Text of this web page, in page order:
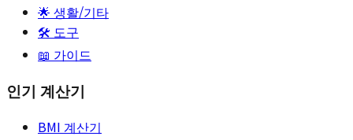
🌟 생활/기타
🛠️ 도구
📖 가이드
인기 계산기
BMI 계산기